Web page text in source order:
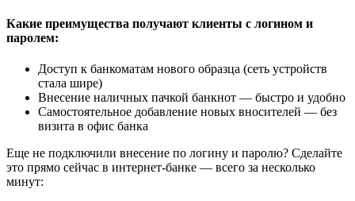
Какие преимущества получают клиенты с логином и
паролем:
Доступ к банкоматам нового образца (сеть устройств
стала шире)
Внесение наличных пачкой банкнот — быстро и удобно
Самостоятельное добавление новых вносителей — без
визита в офис банка
Еще не подключили внесение по логину и паролю? Сделайте
это прямо сейчас в интернет-банке — всего за несколько
минут: